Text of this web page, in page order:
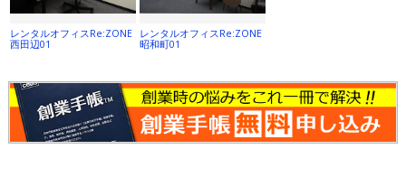
レンタルオフィスRe:ZONE
西田辺01
レンタルオフィスRe:ZONE
昭和町01